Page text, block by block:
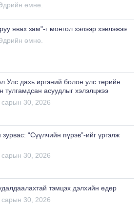
өмнө.
явах зам"-г монгол хэлээр хэвлэжээ
өмнө.
Улс дахь иргэний болон улс төрийн
тулгамдсан асуудлыг хэлэлцжээ
сарын 30, 2026
“Сүүлчийн пүрэв”-ийг үргэлж
сарын 30, 2026
тэмцэх дэлхийн өдөр
сарын 30, 2026